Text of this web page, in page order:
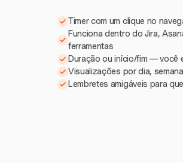
Timer com um clique no
Funciona dentro do Jira,
ferramentas
Duração ou início/fim — você
Visualizações por dia,
Lembretes amigáveis para